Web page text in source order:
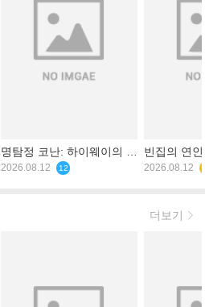
명탐정 코난: 하이웨이의 타
천사
2026.08.12 12
빈집의 연
2026.08.12
더보기